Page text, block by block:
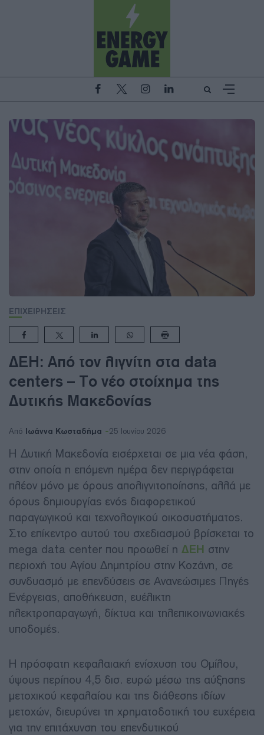
ΕΠΙΧΕΙΡΗΣΕΙΣ
ΔΕΗ: Από τον λιγνίτη στα data
centers – Το νέο στοίχημα της
Δυτικής Μακεδονίας
Από Ιωάννα Κωσταδήμα 25 Ιουνίου 2026
Η Δυτική Μακεδονία εισέρχεται σε μια νέα φάση,
στην οποία η επόμενη ημέρα δεν περιγράφεται
πλέον μόνο με όρους απολιγνιτοποίησης, αλλά με
όρους δημιουργίας ενός διαφορετικού
παραγωγικού και τεχνολογικού οικοσυστήματος.
Στο επίκεντρο αυτού του σχεδιασμού βρίσκεται το
mega data center που προωθεί η ΔΕΗ στην
περιοχή του Αγίου Δημητρίου στην Κοζάνη, σε
συνδυασμό με επενδύσεις σε Ανανεώσιμες Πηγές
Ενέργειας, αποθήκευση, ευέλικτη
ηλεκτροπαραγωγή, δίκτυα και τηλεπικοινωνιακές
υποδομές.
Η πρόσφατη κεφαλαιακή ενίσχυση του Ομίλου,
ύψους περίπου 4,5 δισ. ευρώ μέσω της αύξησης
μετοχικού κεφαλαίου και της διάθεσης ιδίων
μετοχών, διευρύνει τη χρηματοδοτική του ευχέρεια
για την επιτάχυνση του επενδυτικού